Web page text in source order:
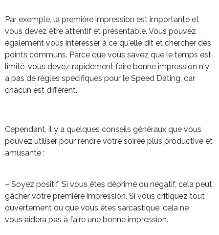
Par exemple, la première impression est importante et
vous devez être attentif et présentable. Vous pouvez
également vous intéresser à ce qu'elle dit et chercher des
points communs. Parce que vous savez que le temps est
limité, vous devez rapidement faire bonne impression n'y
a pas de règles spécifiques pour le Speed Dating, car
chacun est différent.
Cependant, il y a quelques conseils généraux que vous
pouvez utiliser pour rendre votre soirée plus productive et
amusante :
– Soyez positif. Si vous êtes déprimé ou négatif, cela peut
gâcher votre première impression. Si vous critiquez tout
ouvertement ou que vous êtes sarcastique, cela ne
vous aidera pas à faire une bonne impression.